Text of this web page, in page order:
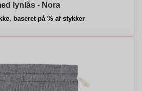
lynlås - Nora
baseret på % af stykker